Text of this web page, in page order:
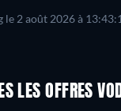
le 2 août 2026 à
LES OFFRES